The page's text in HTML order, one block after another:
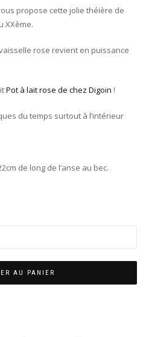
propose cette jolie théière de
XXème.
rose revient en puissance
Pot à lait rose de chez Digoin !
du temps surtout à l’intérieur
de long de l’anse au bec.
AU PANIER